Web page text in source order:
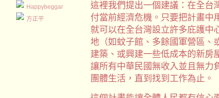
Happybeggar
方正平
這裡我們提出一個建議：在全台
付當前經濟危機。只要把計畫中
就可以在全台灣設立許多庇護中
地（如蚊子館、多餘國軍營區、
建築、或興建一些低成本的新房
讓所有中華民國無收入並且無力
團體生活，直到找到工作為止。